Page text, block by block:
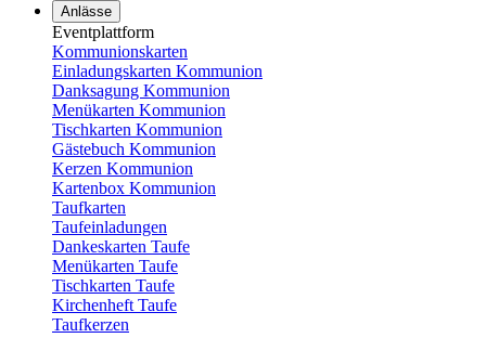
Anlässe
Eventplattform
Kommunionskarten
Einladungskarten Kommunion
Danksagung Kommunion
Menükarten Kommunion
Tischkarten Kommunion
Gästebuch Kommunion
Kerzen Kommunion
Kartenbox Kommunion
Taufkarten
Taufeinladungen
Dankeskarten Taufe
Menükarten Taufe
Tischkarten Taufe
Kirchenheft Taufe
Taufkerzen